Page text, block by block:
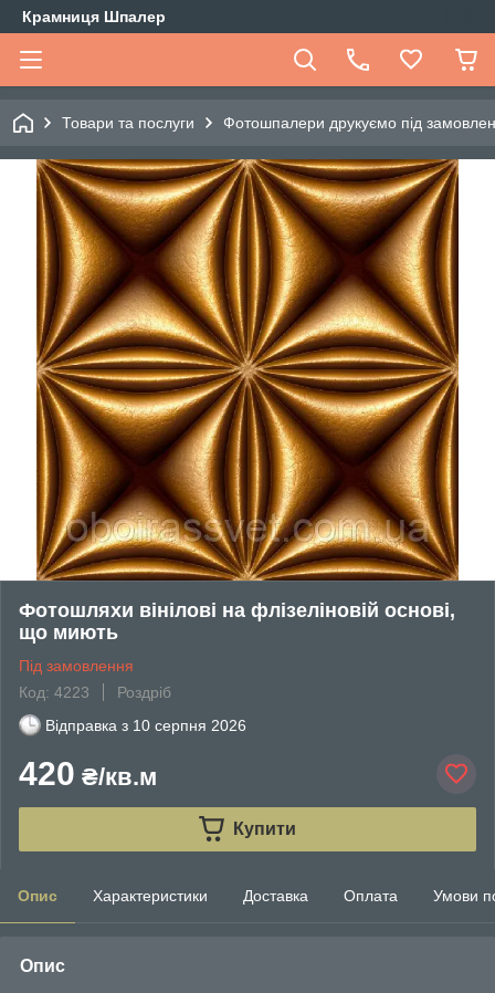
Крамниця Шпалер
Товари та послуги Фотошпалери друкуємо під
Фотошляхи вінілові на флізеліновій основі,
що миють
Під замовлення
Код: 4223
Роздріб
Відправка з 10 серпня 2026
420 ₴/кв.м
Купити
Опис Характеристики Доставка Оплата Умови
Опис